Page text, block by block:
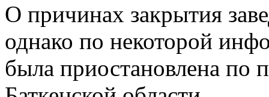
О причинах закрытия
однако по некоторой
была приостановлена по